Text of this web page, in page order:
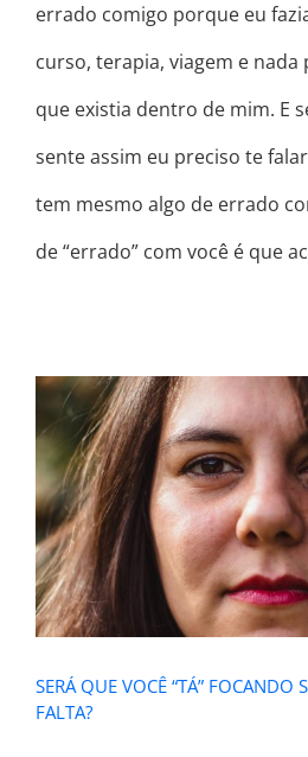
errado comigo porque eu
curso, terapia, viagem e nada
que existia dentro de mim. E
sente assim eu preciso te
tem mesmo algo de errado
de “errado” com você é que
SERÁ QUE VOCÊ
SOMENTE NO
SERÁ QUE VOCÊ “TÁ” FOCANDO
FALTA?